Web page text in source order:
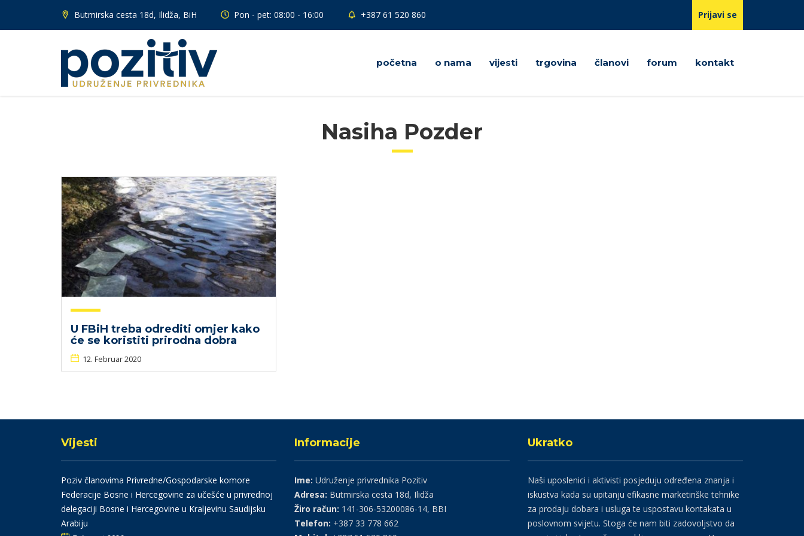
Butmirska cesta 18d, Ilidža, BiH Pon - pet: 08:00 - 16:00 +387 61 520 860 Prijavi se
početna o nama vijesti trgovina članovi forum kontakt
Nasiha Pozder
U FBiH treba odrediti omjer kako
će se koristiti prirodna dobra
12. Februar 2020
Vijesti
Poziv članovima Privredne/Gospodarske komore
Federacije Bosne i Hercegovine za učešće u privrednoj
delegaciji Bosne i Hercegovine u Kraljevinu Saudijsku
Arabiju
Informacije
Ime: Udruženje privrednika Pozitiv
Adresa: Butmirska cesta 18d, Ilidža
Žiro račun: 141-306-53200086-14, BBI
Telefon: +387 33 778 662
Ukratko
Naši uposlenici i aktivisti posjeduju određena znanja i
iskustva kada su upitanju efikasne marketinške tehnike
za prodaju dobara i usluga te uspostavu kontakata u
poslovnom svijetu. Stoga će nam biti zadovoljstvo da